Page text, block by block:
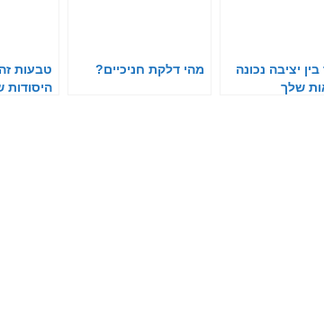
יציבה נכונה
שלך
מהי דלקת חניכיים?
טבעות
היסודות